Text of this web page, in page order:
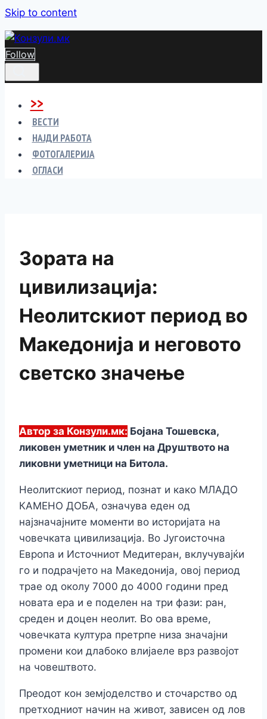
Skip to content
Follow
>>
ВЕСТИ
НАЈДИ РАБОТА
ФОТОГАЛЕРИЈА
ОГЛАСИ
Зората на
цивилизација:
Неолитскиот период во
Македонија и неговото
светско значење
Автор за Конзули.мк: Бојана Тошевска,
ликовен уметник и член на Друштвото на
ликовни уметници на Битола.
Неолитскиот период, познат и како МЛАДО
КАМЕНО ДОБА, означува еден од
најзначајните моменти во историјата на
човечката цивилизација. Во Југоисточна
Европа и Источниот Медитеран, вклучувајќи
го и подрачјето на Македонија, овој период
трае од околу 7000 до 4000 години пред
новата ера и е поделен на три фази: ран,
среден и доцен неолит. Во ова време,
човечката култура претрпе низа значајни
промени кои длабоко влијаеле врз развојот
на човештвото.
Преодот кон земјоделство и сточарство од
претходниот начин на живот, зависен од лов